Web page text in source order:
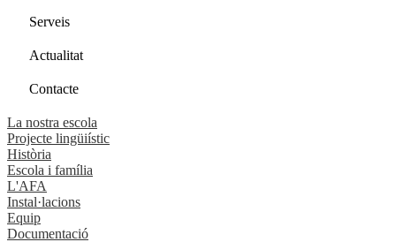
Serveis
Actualitat
Contacte
La nostra escola
Projecte lingüiístic
Història
Escola i família
L'AFA
Instal·lacions
Equip
Documentació